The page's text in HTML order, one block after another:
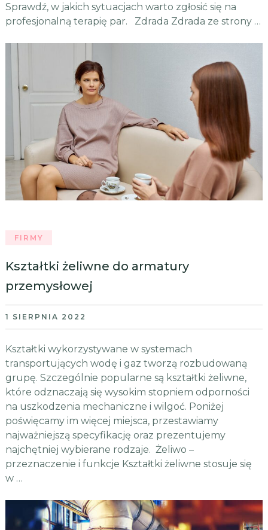
Sprawdź, w jakich sytuacjach warto zgłosić się na
profesjonalną terapię par. Zdrada Zdrada ze strony …
FIRMY
Kształtki żeliwne do armatury
przemysłowej
1 SIERPNIA 2022
Kształtki wykorzystywane w systemach
transportujących wodę i gaz tworzą rozbudowaną
grupę. Szczególnie popularne są kształtki żeliwne,
które odznaczają się wysokim stopniem odporności
na uszkodzenia mechaniczne i wilgoć. Poniżej
poświęcamy im więcej miejsca, przestawiamy
najważniejszą specyfikację oraz prezentujemy
najchętniej wybierane rodzaje. Żeliwo –
przeznaczenie i funkcje Kształtki żeliwne stosuje się
w …